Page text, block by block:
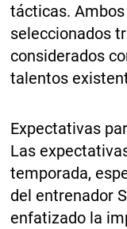
tácticas.
seleccionados
considerados
talentos
Expectativas
Las
temporada,
del entrenador
enfatizado la